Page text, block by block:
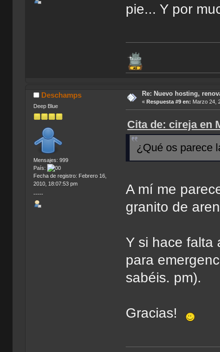
pie... Y por
Deschamps
Deep Blue
Mensajes: 999
País:
Fecha de registro: Febrero 16,
2010, 18:07:53 pm
-----
Re: Nuevo hosting,
« Respuesta #9 en: Marzo 24,
Cita de: cireja en
¿Qué os parece
A mí me
granito de
Y si hace falta
para
sabéis. pm).
Gracias!